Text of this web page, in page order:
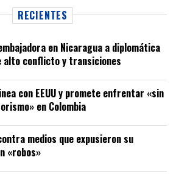
RECIENTES
en Nicaragua a diplomática
alto conflicto y transiciones
con EEUU y promete enfrentar «sin
en Colombia
medios que expusieron su
«robos»